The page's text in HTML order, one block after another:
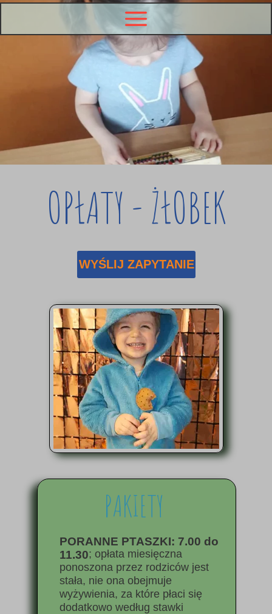
WYŚLIJ ZAPYTANIE
OPŁATY - ŻŁOBEK
PAKIETY
PORANNE PTASZKI: 7.00 do
11.30; opłata miesięczna
ponoszona przez rodziców jest
stała, nie ona obejmuje
wyżywienia, za które płaci się
dodatkowo według stawki